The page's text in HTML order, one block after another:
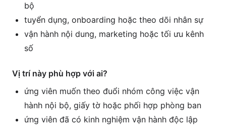
bộ
tuyển dụng, onboarding hoặc theo dõi nhân sự
vận hành nội dung, marketing hoặc tối ưu kênh
số
Vị trí này phù hợp với ai?
ứng viên muốn theo đuổi nhóm công việc vận
hành nội bộ, giấy tờ hoặc phối hợp phòng ban
ứng viên đã có kinh nghiệm vận hành độc lập